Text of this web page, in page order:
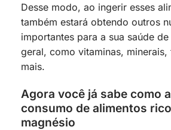
Desse modo, ao ingerir esses
também estará obtendo outros
importantes para a sua saúde
geral, como vitaminas,
mais.
Agora você já sabe como
consumo de alimentos
magnésio